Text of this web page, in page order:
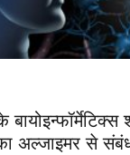
बायोइन्फॉर्मेटिक्स
अल्जाइमर से